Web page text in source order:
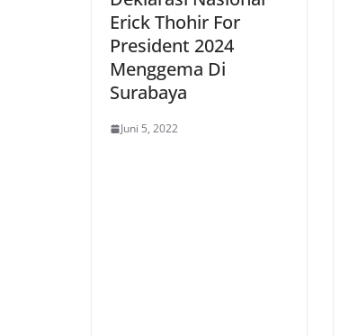
Erick Thohir For
President 2024
Menggema Di
Surabaya
Juni 5, 2022